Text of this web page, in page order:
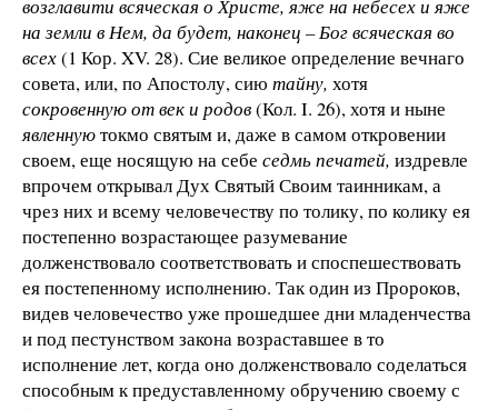
возглавити всяческая о Христе, яже на небесех и яже
на земли в Нем, да будет, наконец – Бог всяческая во
всех(1 Кор. XV. 28). Сие великое определение вечнаго
совета, или, по Апостолу, сию тайну, хотя
сокровенную от век и родов(Кол. I. 26), хотя и ныне
явленнуютокмо святым и, даже в самом откровении
своем, еще носящую на себе седмь печатей, издревле
впрочем открывал Дух Святый Своим таинникам, а
чрез них и всему человечеству по толику, по колику ея
постепенно возрастающее разумевание
долженствовало соответствовать и споспешествовать
ея постепенному исполнению. Так один из Пророков,
видев человечество уже прошедшее дни младенчества
и под пестунством закона возраставшее в то
исполнение лет, когда оно долженствовало соделаться
способным к предуставленному обручению своему с